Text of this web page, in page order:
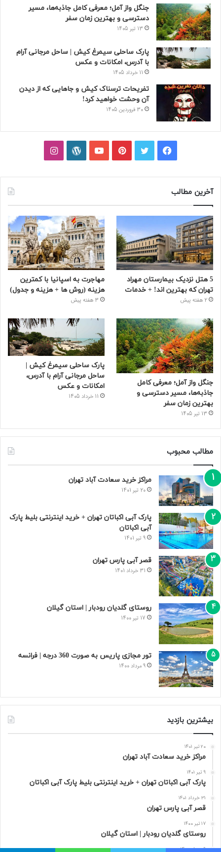
جنگل واز آمل؛ معرفی کامل جاذبه‌ها، مسیر
دسترسی و بهترین زمان سفر
13 تیر 1405
پارک ساحلی سیمرغ کیش | ساحل مرجانی آرام
با آدرس، امکانات و عکس
11 خرداد 1405
تفریحات ترسناک کیش و جاهایی که از دیدن
آن وحشت خواهید کرد!
30 فروردین 1405
فیسبوکتوییترپینتریستیوتیوبوردپرساینستاگرام
آخرین مطالب
5 هتل نزدیک بیمارستان مهراد
تهران که بهترین‌ اند! + خدمات
2 هفته پیش
مهاجرت به اسپانیا با کمترین
هزینه (روش ها + هزینه و جدول)
3 هفته پیش
جنگل واز آمل؛ معرفی کامل
جاذبه‌ها، مسیر دسترسی و
بهترین زمان سفر
13 تیر 1405
پارک ساحلی سیمرغ کیش |
ساحل مرجانی آرام با آدرس،
امکانات و عکس
11 خرداد 1405
مطالب محبوب
مراکز خرید سعادت‌ آباد تهران
20 تیر 1401
پارک آبی اکباتان تهران + خرید اینترنتی بلیط پارک
آبی اکباتان
9 تیر 1401
قصر آبی پارس تهران
31 خرداد 1401
روستای گلدیان رودبار | استان گیلان
17 تیر 1400
تور مجازی پاریس به صورت 360 درجه | فرانسه
9 مرداد 1400
بیشترین بازدید
20 تیر 1401
مراکز خرید سعادت‌ آباد تهران
9 تیر 1401
پارک آبی اکباتان تهران + خرید اینترنتی بلیط پارک آبی اکباتان
31 خرداد 1401
قصر آبی پارس تهران
17 تیر 1400
روستای گلدیان رودبار | استان گیلان
9 مرداد 1400